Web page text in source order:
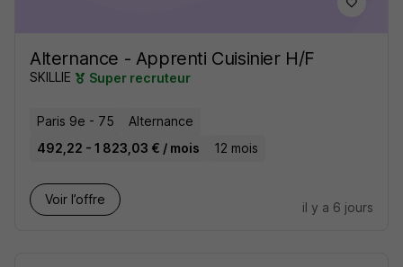
Alternance - Apprenti Cuisinier H/F
SKILLIE Super recruteur
Paris 9e - 75
Alternance
492,22 - 1 823,03 € / mois
12 mois
Voir l’offre
il y a 6 jours